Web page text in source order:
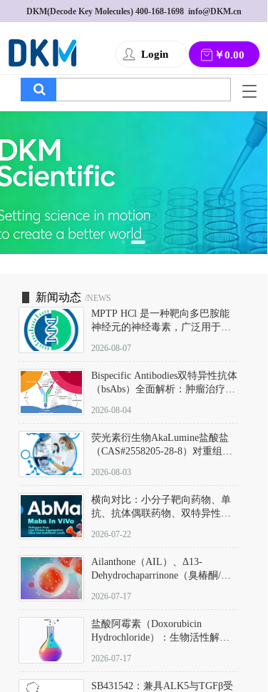
DKM(Decode Key Molecules) 400-168-1698
  info@DKM.cn
Login ￥0.00
T
g
g
l
a
v
i
g
a
新闻动态 /NEWS
MPTP HCl 是一种靶向多巴胺能
神经元的神经毒素，广泛用于构
以盐酸盐形式存在，可触发线粒
体介导的神经元凋亡。其经典应
用即为选择性损毁中脑黑质致密
部多巴胺能神经元，从而可靠模
拟帕金森病的核心病理与行为表
2026-08-07
Bispecific Antibodies双特异性抗体
（bsAbs）全面解析：肿瘤治疗的
2026-08-04
荧光素衍生物AkaLumine盐酸盐
（CAS#2558205-28-8）对重组萤
数（Km）为2.06 μM；其近红外
发光特性赋予优异的组织穿透能
力，大幅增强成像信噪比，从而
实现活体动物模型中极低给药剂
量下的高灵敏度、非侵入式生物
2026-08-03
横向对比：小分子靶向药物、单
抗、抗体偶联药物、双特异性抗
及应用瓶颈
2026-07-22
Ailanthone（AIL）、Δ13-
Dehydrochaparrinone（臭椿酮/臭
DKM货号 D806885
2026-07-17
盐酸阿霉素（Doxorubicin
Hydrochloride）：生物活性解
范
2026-07-17
SB431542：兼具ALK5与TGFβ受